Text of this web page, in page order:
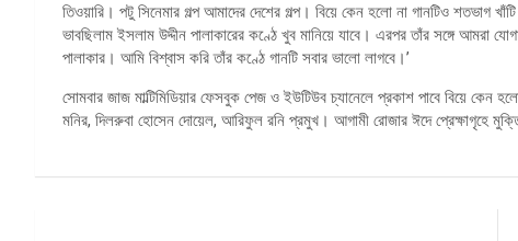
তিওয়ারি। পটু সিনেমার গল্প আমাদের দেশের গল্প। বিয়ে কেন হলো না গানটিও শতভাগ
ভাবছিলাম ইসলাম উদ্দীন পালাকারের কণ্ঠে খুব মানিয়ে যাবে। এরপর তাঁর সঙ্গে আমরা
পালাকার। আমি বিশ্বাস করি তাঁর কণ্ঠে গানটি সবার ভালো লাগবে।’
সোমবার জাজ মাল্টিমিডিয়ার ফেসবুক পেজ ও ইউটিউব চ্যানেলে প্রকাশ পাবে বিয়ে কেন
মনির, দিলরুবা হোসেন দোয়েল, আরিফুল রনি প্রমুখ। আগামী রোজার ঈদে প্রেক্ষাগৃহে মুক্তি